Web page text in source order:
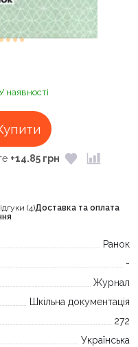
наявності
+14.85 грн
(4)Доставка та оплата
Ранок
-
Журнал
Шкільна документація
272
Українська